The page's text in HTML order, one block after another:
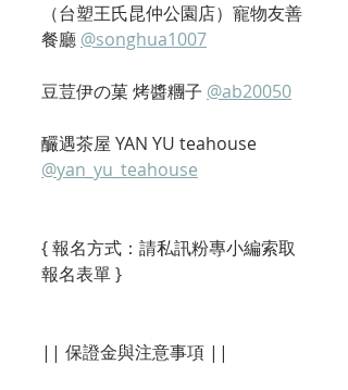
（台塑王氏昆仲公園店）寵物友善
餐廳 @songhua1007
豆荳伊の菓 烤醬糰子 @ab20050
釅遇茶屋 YAN YU teahouse
@yan_yu_teahouse
{ 報名方式：請私訊粉專小編索取
報名表單 }
|| 保證金與注意事項 ||